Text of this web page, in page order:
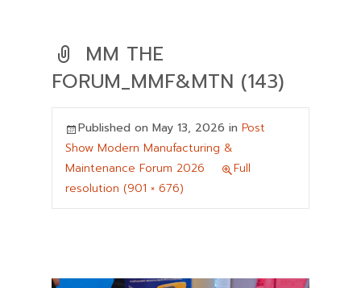
MM THE
FORUM_MMF&MTN (143)
Published on May 13, 2026 in Post
Show Modern Manufacturing &
Maintenance Forum 2026
Full
resolution (901 × 676)